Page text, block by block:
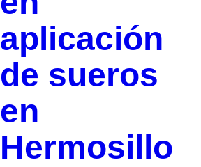
aplicación
de sueros
en
Hermosillo